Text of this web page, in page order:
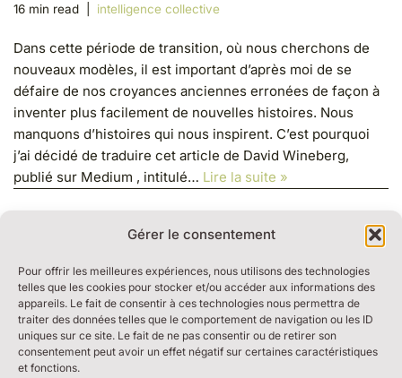
Gérer le consentement
Pour offrir les meilleures expériences, nous utilisons des technologies
telles que les cookies pour stocker et/ou accéder aux informations des
appareils. Le fait de consentir à ces technologies nous permettra de
traiter des données telles que le comportement de navigation ou les ID
uniques sur ce site. Le fait de ne pas consentir ou de retirer son
consentement peut avoir un effet négatif sur certaines caractéristiques
et fonctions.
16 min read intelligence collective
Dans cette période de transition, où nous cherchons de
nouveaux modèles, il est important d’après moi de se
défaire de nos croyances anciennes erronées de façon à
inventer plus facilement de nouvelles histoires. Nous
manquons d’histoires qui nous inspirent. C’est pourquoi
j’ai décidé de traduire cet article de David Wineberg,
publié sur Medium , intitulé… Lire la suite »
RESSOURCES
BULLE DE DIALOGUE